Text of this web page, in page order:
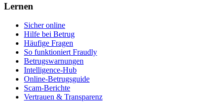
Lernen
Sicher online
Hilfe bei Betrug
Häufige Fragen
So funktioniert Fraudly
Betrugswarnungen
Intelligence-Hub
Online-Betrugsguide
Scam-Berichte
Vertrauen & Transparenz